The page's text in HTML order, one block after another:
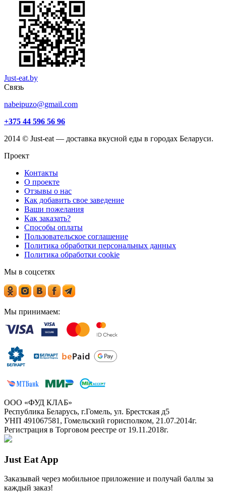
Just-eat.by
Связь
nabeipuzo@gmail.com
+375 44 596 56 96
2014 © Just-eat — доставка вкусной еды в городах Беларуси.
Проект
Контакты
О проекте
Отзывы о нас
Как добавить свое заведение
Ваши пожелания
Как заказать?
Способы оплаты
Пользовательское соглашение
Политика обработки персональных данных
Политика обработки cookie
Мы в соцсетях
Мы принимаем:
ООО «ФУД КЛАБ»
Республика Беларусь, г.Гомель, ул. Брестская д5
УНП 491067581, Гомельский горисполком, 21.07.2014г.
Регистрация в Торговом реестре от 19.11.2018г.
Just Eat App
Заказывай через мобильное приложение и получай баллы за
каждый заказ!